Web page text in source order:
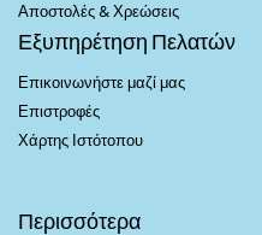
Αποστολές & Χρεώσεις
Εξυπηρέτηση Πελατών
Επικοινωνήστε μαζί μας
Επιστροφές
Χάρτης Ιστότοπου
Περισσότερα